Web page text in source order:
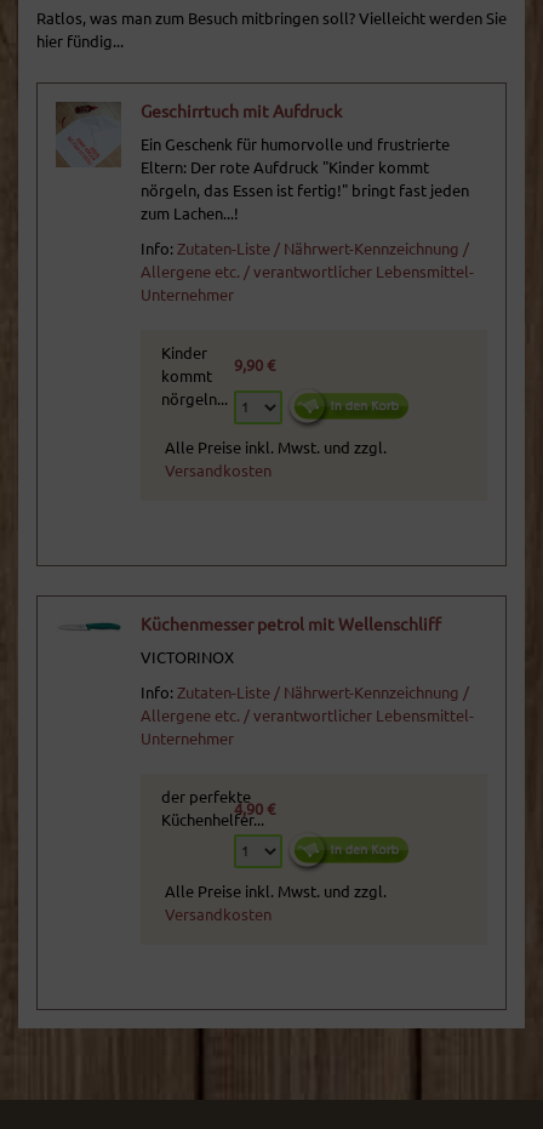
Ratlos, was man zum Besuch mitbringen soll? Vielleicht werden Sie
hier fündig...
Geschirrtuch mit Aufdruck
Ein Geschenk für humorvolle und frustrierte
Eltern: Der rote Aufdruck "Kinder kommt
nörgeln, das Essen ist fertig!" bringt fast jeden
zum Lachen...!
Info: Zutaten-Liste / Nährwert-Kennzeichnung /
Allergene etc. / verantwortlicher Lebensmittel-
Unternehmer
Kinder
kommt
nörgeln...
9,90 €
Alle Preise inkl. Mwst. und zzgl.
Versandkosten
Küchenmesser petrol mit Wellenschliff
VICTORINOX
Info: Zutaten-Liste / Nährwert-Kennzeichnung /
Allergene etc. / verantwortlicher Lebensmittel-
Unternehmer
der perfekte
Küchenhelfer...
4,90 €
Alle Preise inkl. Mwst. und zzgl.
Versandkosten